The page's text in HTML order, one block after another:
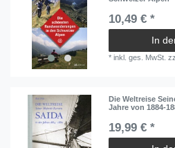
10,49 € *
In
*inkl. ges. MwSt.
Die Weltreise
Jahre von 1884-
19,99 € *